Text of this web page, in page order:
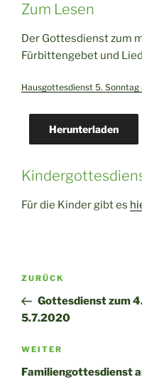
EMBED
Zum Lesen
Der Gottesdienst zum
Fürbittengebet und
Hausgottesdienst 5.
Herunterladen
Für die Kinder gibt es
Beitragsnavigation
Vorheriger
Beitrag
ZURÜCK
Gottesdienst zum
5.7.2020
Nächster
Beitrag
WEITER
Familiengottesdienst